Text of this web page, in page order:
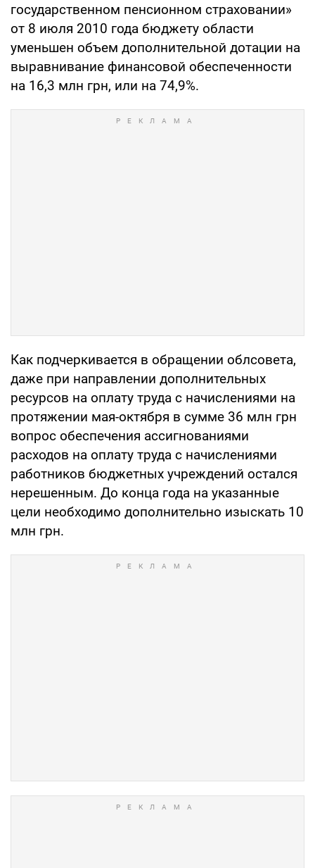
государственном пенсионном страховании»
от 8 июля 2010 года бюджету области
уменьшен объем дополнительной дотации на
выравнивание финансовой обеспеченности
на 16,3 млн грн, или на 74,9%.
Как подчеркивается в обращении облсовета,
даже при направлении дополнительных
ресурсов на оплату труда с начислениями на
протяжении мая-октября в сумме 36 млн грн
вопрос обеспечения ассигнованиями
расходов на оплату труда с начислениями
работников бюджетных учреждений остался
нерешенным. До конца года на указанные
цели необходимо дополнительно изыскать 10
млн грн.